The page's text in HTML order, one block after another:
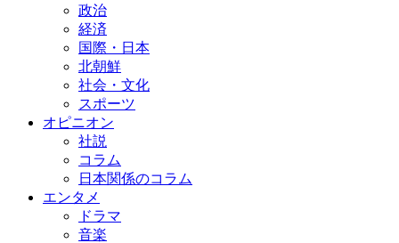
政治
経済
国際・日本
北朝鮮
社会・文化
スポーツ
オピニオン
社説
コラム
日本関係のコラム
エンタメ
ドラマ
音楽